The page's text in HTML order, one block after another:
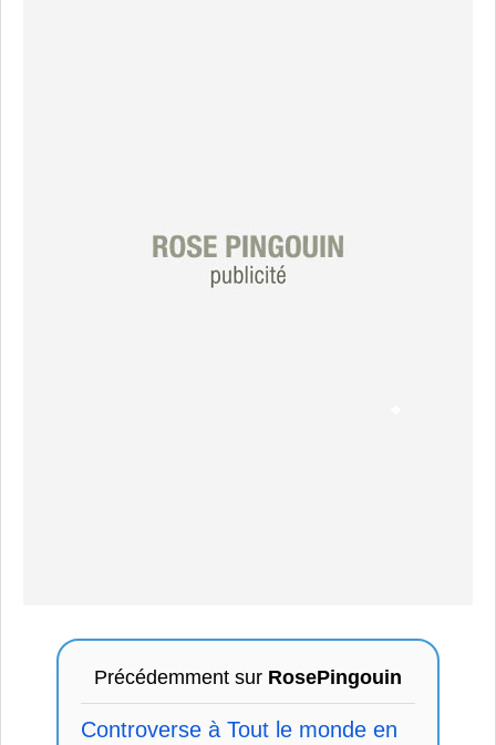
Précédemment sur RosePingouin
Controverse à Tout le monde en